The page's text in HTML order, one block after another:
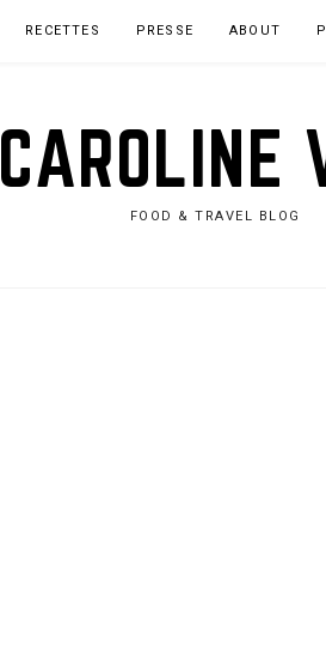
RECETTES PRESSE ABOUT
CAROLINE
FOOD & TRAVEL BLOG